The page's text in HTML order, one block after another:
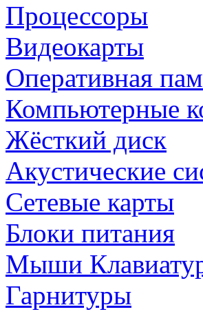
Процессоры
Видеокарты
Оперативная
Компьютерные
Жёсткий диск
Акустические
Сетевые карты
Блоки питания
Мыши
Гарнитуры